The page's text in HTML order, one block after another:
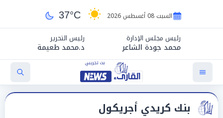
السبت 08 أغسطس 2026 37°C
رئيس مجلس الإدارة
محمد جودة الشاعر
رئيس التحرير
د.محمد طعيمة
بنك كريدي أجريكول